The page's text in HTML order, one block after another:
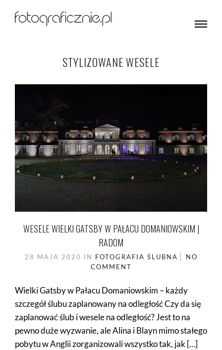
STYLIZOWANE WESELE
WESELE WIELKI GATSBY W PAŁACU DOMANIOWSKIM |
RADOM
28 MAJA 2020 IN FOTOGRAFIA ŚLUBNA
NO
COMMENT
Wielki Gatsby w Pałacu Domaniowskim – każdy
szczegół ślubu zaplanowany na odległość Czy da się
zaplanować ślub i wesele na odległość? Jest to na
pewno duże wyzwanie, ale Alina i Blayn mimo stałego
pobytu w Anglii zorganizowali wszystko tak, jak […]